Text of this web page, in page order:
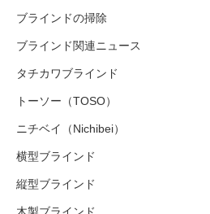
ブラインドの掃除
ブラインド関連ニュース
タチカワブラインド
トーソー（TOSO）
ニチベイ（Nichibei）
横型ブラインド
縦型ブラインド
木製ブラインド